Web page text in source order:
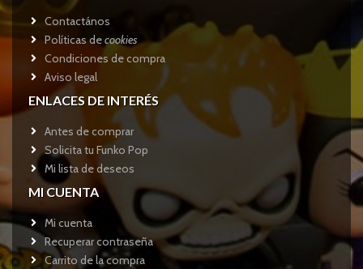
Contactános
Políticas decookies
Condiciones de compra
Aviso legal
ENLACES DE INTERÉS
Antes de comprar
Solicita tu Funko Pop
Mi lista de deseos
MI CUENTA
Mi cuenta
Recuperar contraseña
Carrito de la compra